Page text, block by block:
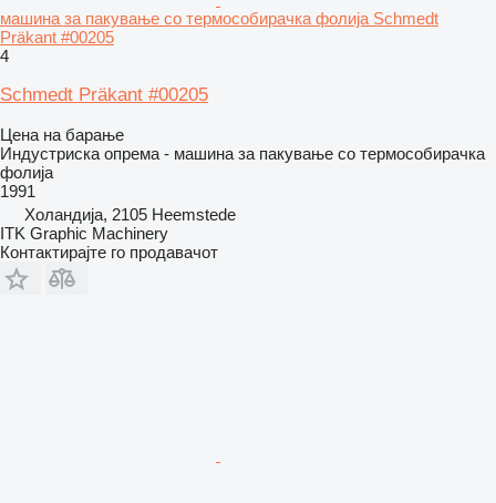
машина за пакување со термособирачка фолија Schmedt
Präkant #00205
4
Schmedt Präkant #00205
Цена на барање
Индустриска опрема - машина за пакување со термособирачка
фолија
1991
Холандија, 2105 Heemstede
ITK Graphic Machinery
Контактирајте го продавачот